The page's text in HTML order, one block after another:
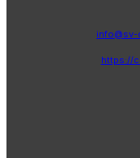
info@sv-
https://